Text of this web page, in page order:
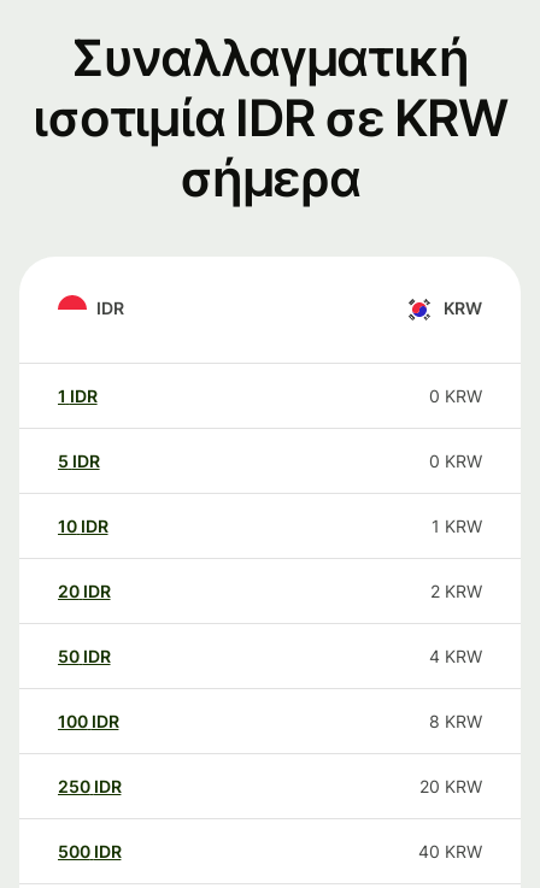
Συναλλαγματική
ισοτιμία IDR σε KRW
σήμερα
IDR KRW
1 IDR 0 KRW
5 IDR 0 KRW
10 IDR 1 KRW
20 IDR 2 KRW
50 IDR 4 KRW
100 IDR 8 KRW
250 IDR 20 KRW
500 IDR 40 KRW